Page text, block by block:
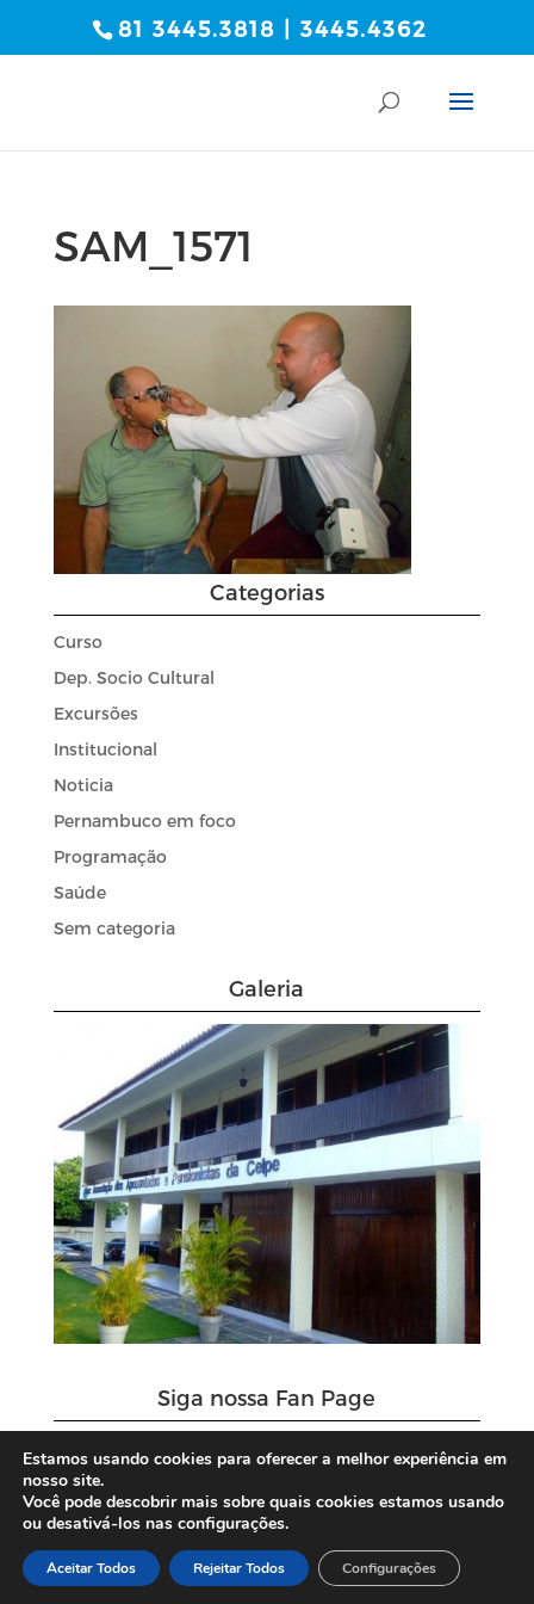
81 3445.3818 | 3445.4362
SAM_1571
Categorias
Curso
Dep. Socio Cultural
Excursões
Institucional
Noticia
Pernambuco em foco
Programação
Saúde
Sem categoria
Galeria
Siga nossa Fan Page
Estamos usando cookies para oferecer a melhor experiência em
nosso site.
Você pode descobrir mais sobre quais cookies estamos usando
ou desativá-los nas configurações.
Aceitar Todos Rejeitar Todos Configurações